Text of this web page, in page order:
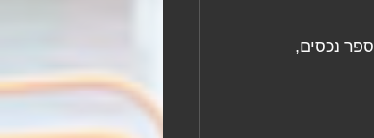
שמנהל מספר נכסים,